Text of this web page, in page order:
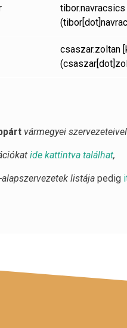
tibor.navracsics
csaszar.zoltan
vármegyei
ide kattintva találhat,
listája pedig